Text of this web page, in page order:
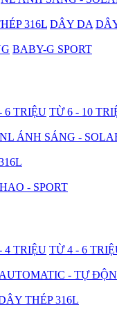
316L DÂY DA
BABY-G SPORT
6 TRIỆU TỪ 6 - 10
NL ÁNH SÁNG -
- SPORT
4 TRIỆU TỪ 4 - 6
AUTOMATIC - TỰ
THÉP 316L